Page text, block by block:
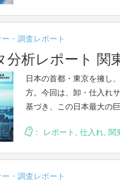
・調査レポート
分析レポート 関
日本の首都・東京を擁し
方。今回は、卸・仕入れ
基づき、この日本最大の
： レポート 仕入れ, 関
・調査レポート